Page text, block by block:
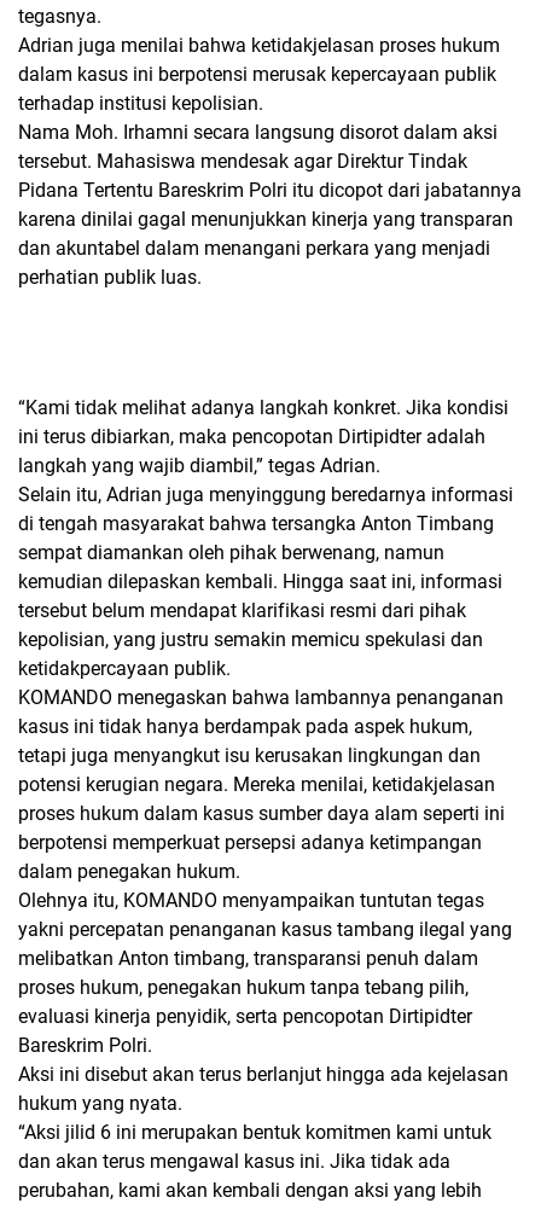
tegasnya.
Adrian juga menilai bahwa ketidakjelasan proses hukum
dalam kasus ini berpotensi merusak kepercayaan publik
terhadap institusi kepolisian.
Nama Moh. Irhamni secara langsung disorot dalam aksi
tersebut. Mahasiswa mendesak agar Direktur Tindak
Pidana Tertentu Bareskrim Polri itu dicopot dari jabatannya
karena dinilai gagal menunjukkan kinerja yang transparan
dan akuntabel dalam menangani perkara yang menjadi
perhatian publik luas.
“Kami tidak melihat adanya langkah konkret. Jika kondisi
ini terus dibiarkan, maka pencopotan Dirtipidter adalah
langkah yang wajib diambil,” tegas Adrian.
Selain itu, Adrian juga menyinggung beredarnya informasi
di tengah masyarakat bahwa tersangka Anton Timbang
sempat diamankan oleh pihak berwenang, namun
kemudian dilepaskan kembali. Hingga saat ini, informasi
tersebut belum mendapat klarifikasi resmi dari pihak
kepolisian, yang justru semakin memicu spekulasi dan
ketidakpercayaan publik.
KOMANDO menegaskan bahwa lambannya penanganan
kasus ini tidak hanya berdampak pada aspek hukum,
tetapi juga menyangkut isu kerusakan lingkungan dan
potensi kerugian negara. Mereka menilai, ketidakjelasan
proses hukum dalam kasus sumber daya alam seperti ini
berpotensi memperkuat persepsi adanya ketimpangan
dalam penegakan hukum.
Olehnya itu, KOMANDO menyampaikan tuntutan tegas
yakni percepatan penanganan kasus tambang ilegal yang
melibatkan Anton timbang, transparansi penuh dalam
proses hukum, penegakan hukum tanpa tebang pilih,
evaluasi kinerja penyidik, serta pencopotan Dirtipidter
Bareskrim Polri.
Aksi ini disebut akan terus berlanjut hingga ada kejelasan
hukum yang nyata.
“Aksi jilid 6 ini merupakan bentuk komitmen kami untuk
dan akan terus mengawal kasus ini. Jika tidak ada
perubahan, kami akan kembali dengan aksi yang lebih